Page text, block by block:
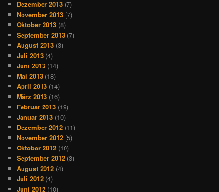
Dezember 2013 (7)
November 2013 (7)
Oktober 2013 (8)
September 2013 (7)
August 2013 (3)
Juli 2013 (4)
Juni 2013 (14)
Mai 2013 (18)
April 2013 (14)
März 2013 (16)
Februar 2013 (19)
Januar 2013 (10)
Dezember 2012 (11)
November 2012 (5)
Oktober 2012 (10)
September 2012 (3)
August 2012 (4)
Juli 2012 (4)
Juni 2012 (10)